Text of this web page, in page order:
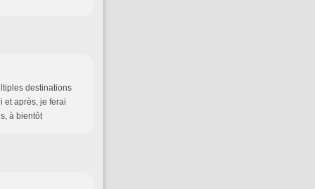
destinations
et après, je ferai
à bientôt